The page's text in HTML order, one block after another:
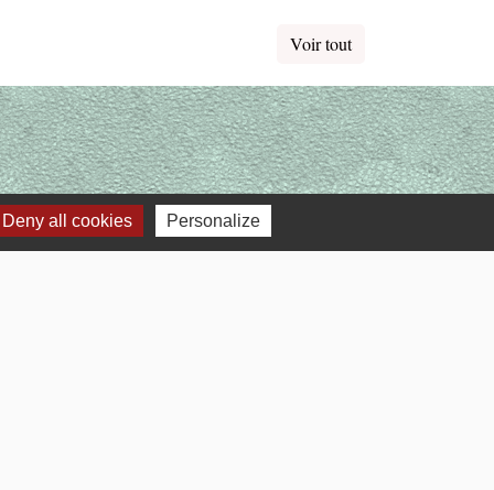
Voir tout
all cookies Personalize